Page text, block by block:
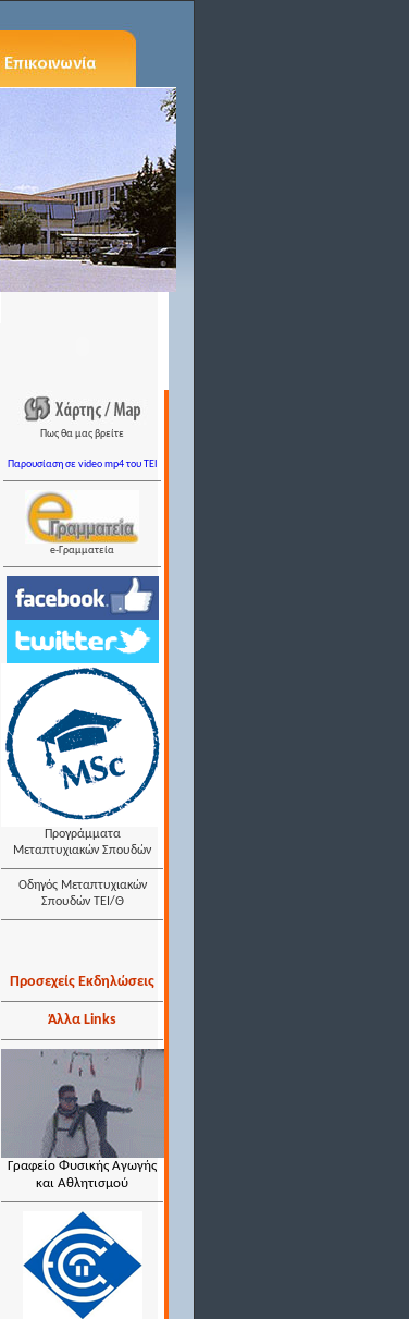
Πως θα μας βρείτε
Παρουσίαση σε video mp4 του TEI
e-Γραμματεία
Προγράμματα
Μεταπτυχιακών Σπουδών
Οδηγός Μεταπτυχιακών
Σπουδών ΤΕΙ/Θ
Προσεχείς Εκδηλώσεις
Άλλα Links
Γραφείο Φυσικής Αγωγής
και Αθλητισμού